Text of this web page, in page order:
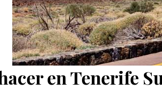
en Tenerife